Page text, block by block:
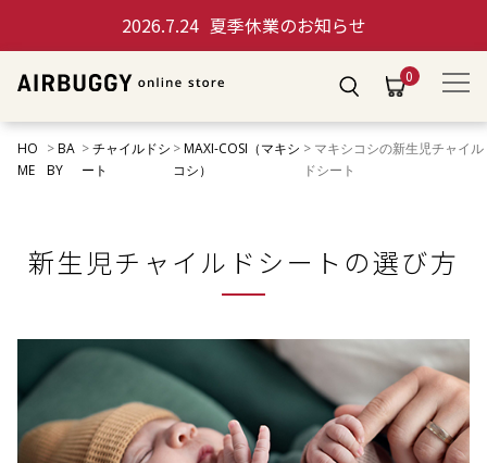
2026.7.24 夏季休業のお知らせ
0
HO
ME
BA
BY
チャイルドシ
ート
MAXI-COSI（マキシ
コシ）
マキシコシの新生児チャイル
ドシート
新生児チャイルドシートの選び方